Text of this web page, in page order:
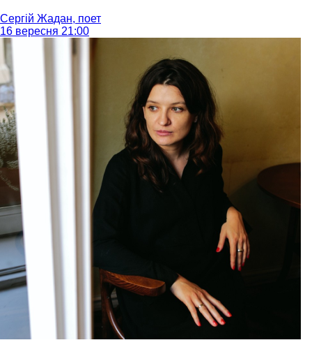
Сергій Жадан, поет
16 вересня 21:00